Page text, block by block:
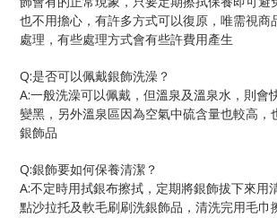
也不用擔心，有許多方式可以復原，唯需視商
處理，有些處理方式會有些許費用產生
Q:是否可以佩戴銀飾洗澡？
A:一般洗澡可以佩戴，但溫泉及溫泉水，則會
變黑，另外溫泉區因為空氣中硫含量也較高，
銀飾品
Q:銀飾要如何保養清潔？
A:不定時用拭銀布擦拭，定期將銀飾拔下來用
點沙拉托及軟毛刷刷洗銀飾品，清洗完用毛巾